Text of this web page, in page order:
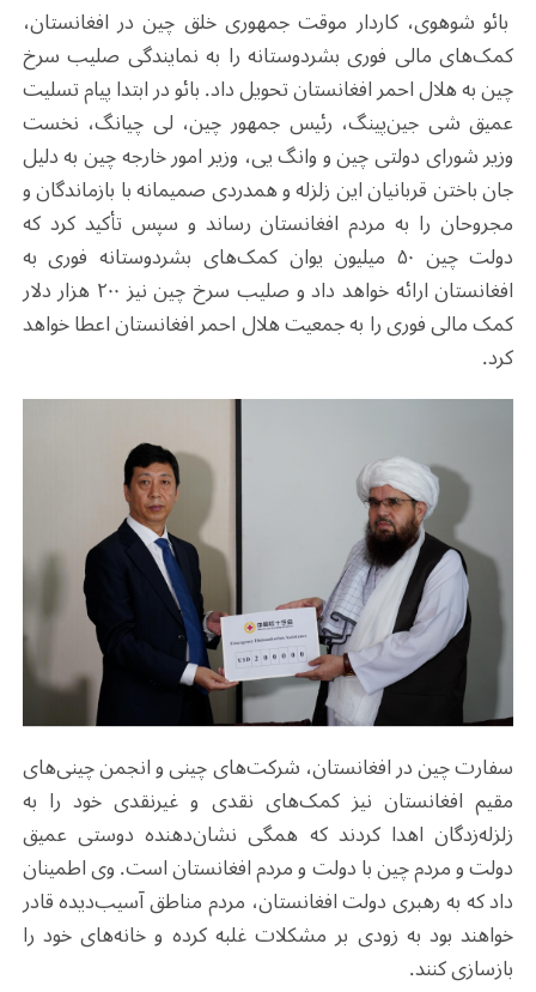
بائو شوهوی، کاردار موقت جمهوری خلق چین در افغانستان،
کمک‌های مالی فوری بشردوستانه را به نمایندگی صلیب سرخ
چین به هلال احمر افغانستان تحویل داد. بائو در ابتدا پیام تسلیت
عمیق شی جین‌پینگ، رئیس جمهور چین، لی چیانگ، نخست
وزیر شورای دولتی چین و وانگ یی، وزیر امور خارجه چین به دلیل
جان باختن قربانیان این زلزله و همدردی صمیمانه با بازماندگان و
مجروحان را به مردم افغانستان رساند و سپس تأکید کرد که
دولت چین ۵۰ میلیون یوان کمک‌های بشردوستانه فوری به
افغانستان ارائه خواهد داد و صلیب سرخ چین نیز ۲۰۰ هزار دلار
کمک مالی فوری را به جمعیت هلال احمر افغانستان اعطا خواهد
کرد.
سفارت چین در افغانستان، شرکت‌های چینی و انجمن چینی‌های
مقیم افغانستان نیز کمک‌های نقدی و غیرنقدی خود را به
زلزله‌زدگان اهدا کردند که همگی نشان‌دهنده دوستی عمیق
دولت و مردم چین با دولت و مردم افغانستان است. وی اطمینان
داد که به رهبری دولت افغانستان، مردم مناطق آسیب‌دیده قادر
خواهند بود به زودی بر مشکلات غلبه کرده و خانه‌های خود را
بازسازی کنند.